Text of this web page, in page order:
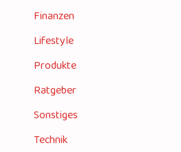
Finanzen
Lifestyle
Produkte
Ratgeber
Sonstiges
Technik